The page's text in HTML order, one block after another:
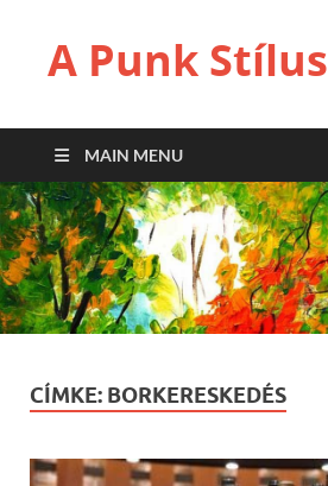
A Punk Stílus
MAIN MENU
CÍMKE: BORKERESKEDÉS